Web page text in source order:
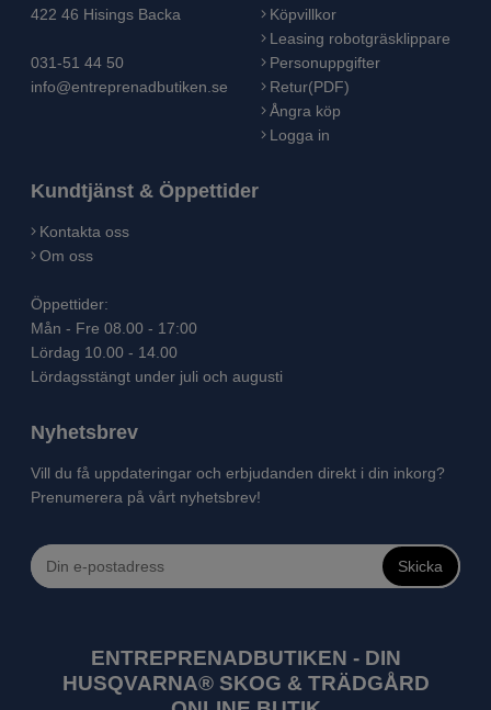
422 46 Hisings Backa
031-51 44 50
info@entreprenadbutiken.se
Köpvillkor
Leasing robotgräsklippare
Personuppgifter
Retur(PDF)
Ångra köp
Logga in
Kundtjänst & Öppettider
Kontakta oss
Om oss
Öppettider:
Mån - Fre 08.00 - 17:00
Lördag 10.00 - 14.00
Lördagsstängt under juli och augusti
Nyhetsbrev
Vill du få uppdateringar och erbjudanden direkt i din inkorg?
Prenumerera på vårt nyhetsbrev!
Skicka
ENTREPRENADBUTIKEN - DIN
HUSQVARNA® SKOG & TRÄDGÅRD